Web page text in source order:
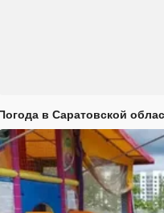
в Саратовской